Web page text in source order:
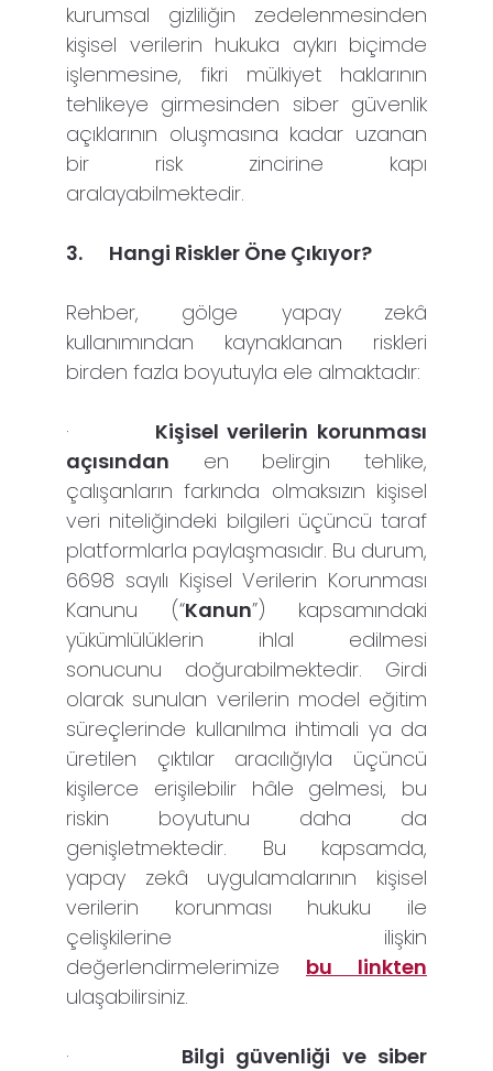
kurumsal gizliliğin zedelenmesinden
kişisel verilerin hukuka aykırı biçimde
işlenmesine, fikri mülkiyet haklarının
tehlikeye girmesinden siber güvenlik
açıklarının oluşmasına kadar uzanan
bir risk zincirine kapı
aralayabilmektedir.
3. Hangi Riskler Öne Çıkıyor?
Rehber, gölge yapay zekâ
kullanımından kaynaklanan riskleri
birden fazla boyutuyla ele almaktadır:
· Kişisel verilerin korunması
açısından en belirgin tehlike,
çalışanların farkında olmaksızın kişisel
veri niteliğindeki bilgileri üçüncü taraf
platformlarla paylaşmasıdır. Bu durum,
6698 sayılı Kişisel Verilerin Korunması
Kanunu (“Kanun”) kapsamındaki
yükümlülüklerin ihlal edilmesi
sonucunu doğurabilmektedir. Girdi
olarak sunulan verilerin model eğitim
süreçlerinde kullanılma ihtimali ya da
üretilen çıktılar aracılığıyla üçüncü
kişilerce erişilebilir hâle gelmesi, bu
riskin boyutunu daha da
genişletmektedir. Bu kapsamda,
yapay zekâ uygulamalarının kişisel
verilerin korunması hukuku ile
çelişkilerine ilişkin
değerlendirmelerimize bu linkten
ulaşabilirsiniz.
· Bilgi güvenliği ve siber